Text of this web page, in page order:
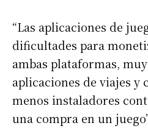
“Las aplicaciones de
dificultades para
ambas plataformas,
aplicaciones de viajes y
menos instaladores
una compra en un